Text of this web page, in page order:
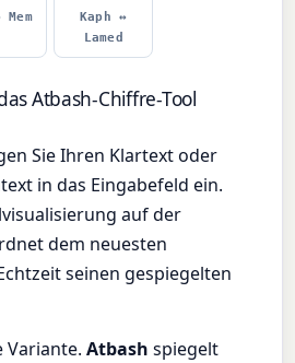
Kaph ↔
Lamed
Atbash-Chiffre-Tool
Sie Ihren Klartext oder
in das Eingabefeld ein.
auf der
dem neuesten
seinen gespiegelten
Variante.Atbash spiegelt